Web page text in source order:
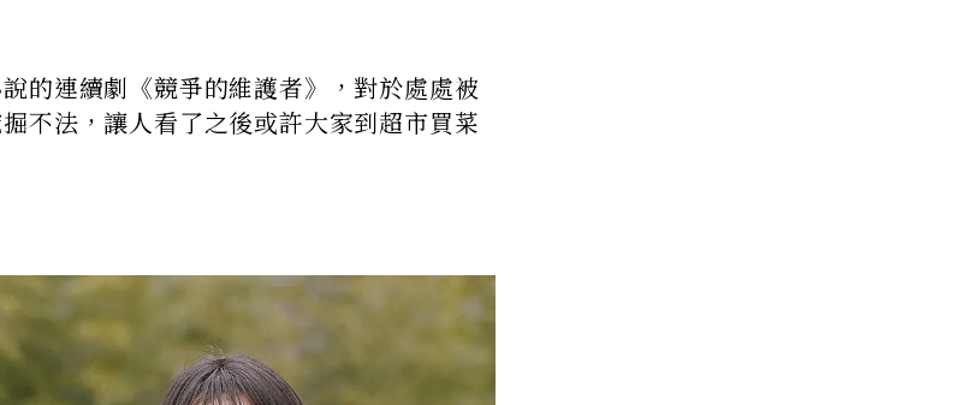
的連續劇《競爭的維護者》，對於處處被
不法，讓人看了之後或許大家到超市買菜